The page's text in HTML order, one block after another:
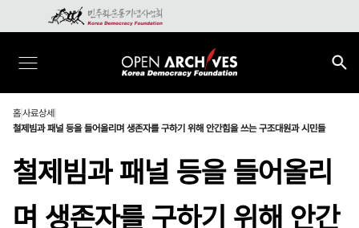
홈사료상세
철제빔과 패널 등을 들어올리며 생존자를 구하기 위해 안간힘을 쓰는 구조대원과 시민들
철제빔과 패널 등을 들어올리
며 생존자를 구하기 위해 안간